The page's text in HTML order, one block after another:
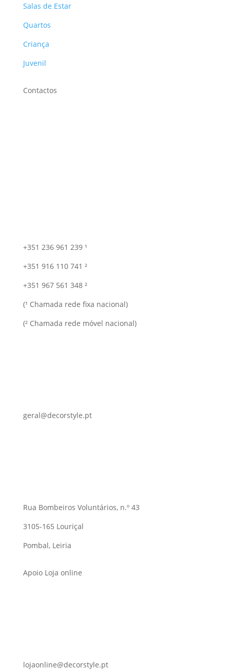
Salas de Estar
Quartos
Criança
Juvenil
Contactos
+351 236 961 239 ¹
+351 916 110 741 ²
+351 967 561 348 ²
(¹ Chamada rede fixa nacional)
(² Chamada rede móvel nacional)
geral@decorstyle.pt
Rua Bombeiros Voluntários, n.º 43
3105-165 Louriçal
Pombal, Leiria
Apoio Loja online
lojaonline@decorstyle.pt